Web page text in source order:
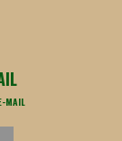
MAIL